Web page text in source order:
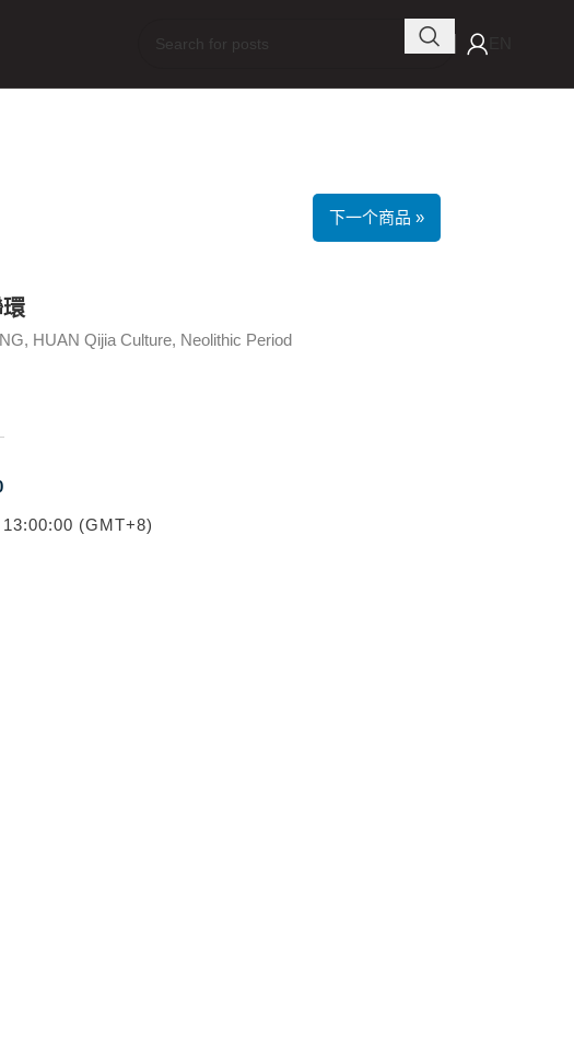
下一个商品 »
HUAN Qijia Culture, Neolithic Period
(GMT+8)